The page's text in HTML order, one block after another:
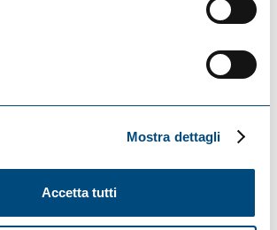
Mostra dettagli
Accetta tutti
e Milano, è composto da un
di oltre cento architetti,